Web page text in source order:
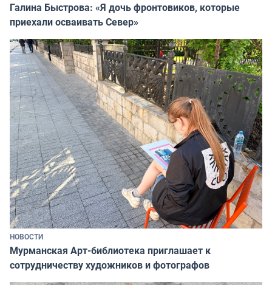
Галина Быстрова: «Я дочь фронтовиков, которые
приехали осваивать Север»
НОВОСТИ
Мурманская Арт-библиотека приглашает к
сотрудничеству художников и фотографов